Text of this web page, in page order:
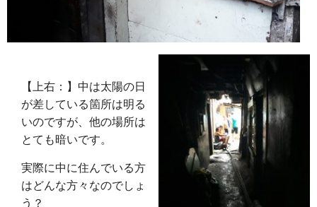
【上右：】中は太陽の日
が差している箇所は明る
いのですが、他の場所は
とても暗いです。
実際に中に住んでいる方
はどんな方々なのでしょ
う？